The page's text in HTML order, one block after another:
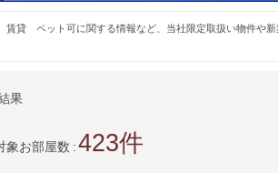
貸 ペット可に関する情報など、当社限定取扱い物件や
果
象お部屋数 423